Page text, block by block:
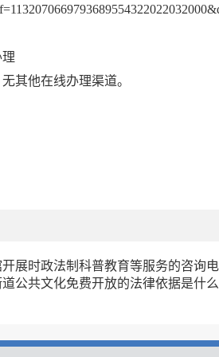
其他在线办理渠道。
展时政法制科普教育等服务的咨询电
公共文化免费开放的法律依据是什么